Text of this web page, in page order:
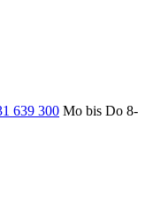
639 300 Mo bis Do 8-